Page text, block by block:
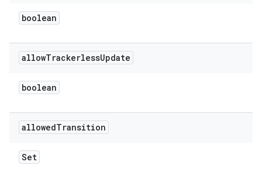
boolean
allowTrackerlessUpdate
boolean
allowedTransition
Set